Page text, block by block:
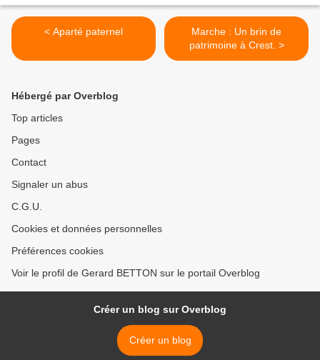
< Aparté paternel
Marche : Un brin de
patrimoine à Crest. >
Hébergé par Overblog
Top articles
Pages
Contact
Signaler un abus
C.G.U.
Cookies et données personnelles
Préférences cookies
Voir le profil de Gerard BETTON sur le portail Overblog
Créer un blog sur Overblog
Créer un blog